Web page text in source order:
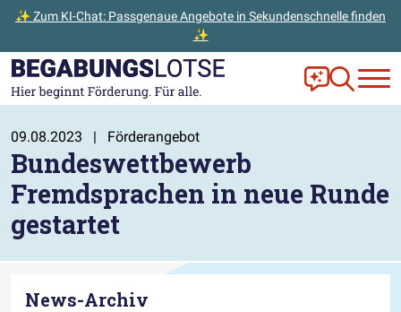
✨ Zum KI-Chat: Passgenaue Angebote in Sekundenschnelle finden
✨
Zum Hauptinhalt der Seite springen
Zur Startseite gehen Frag Ella!
Zur
09.08.2023 | Förderangebot
Bundeswettbewerb
Fremdsprachen in neue Runde
gestartet
News-Archiv